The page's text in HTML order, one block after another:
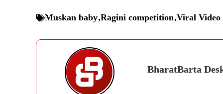
Muskan baby,Ragini competition,Viral Video
BharatBarta